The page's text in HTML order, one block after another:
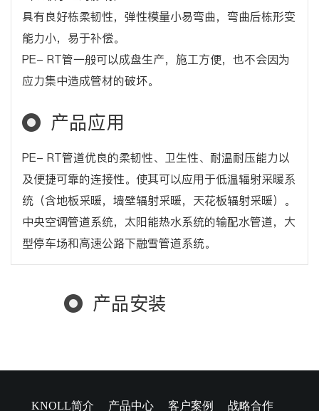
具有良好栋柔韧性，弹性模量小易弯曲，弯曲后栋形变
能力小，易于补偿。
PE- RT管一般可以成盘生产，施工方便，也不会因为
应力集中造成管材的破坏。
产品应用
PE- RT管道优良的柔韧性、卫生性、耐温耐压能力以
及便捷可靠的连接性。使其可以应用于低温辐射采暖系
统（含地板采暖，墙壁辐射采暖，天花板辐射采暖）。
中央空调管道系统，太阳能热水系统的输配水管道，大
型停车场和高速公路下融雪管道系统。
产品安装
KNOLL简介 产品中心 客户案例 战略合作